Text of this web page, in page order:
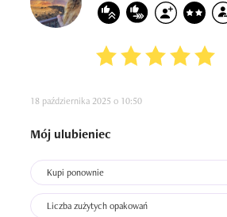
18 października 2025 o 10:50
Mój ulubieniec
Kupi ponownie
Liczba zużytych opakowań